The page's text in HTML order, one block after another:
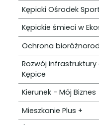
Kępicki Ośrodek
Kępickie śmieci w
Ochrona
Rozwój
Kępice
Kierunek - Mój Biznes
Mieszkanie Plus +